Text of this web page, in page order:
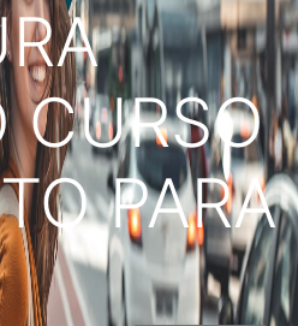
CURSO
PARA